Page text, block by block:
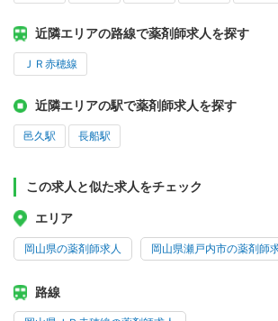
近隣エリアの路線で薬剤師求人を探す
ＪＲ赤穂線
近隣エリアの駅で薬剤師求人を探す
邑久駅 長船駅
この求人と似た求人をチェック
エリア
岡山県の薬剤師求人 岡山県瀬戸内市の薬剤師
路線